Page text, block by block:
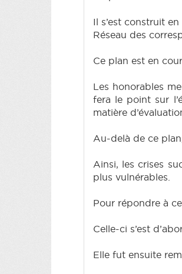
Il s’est construit
Réseau des
Ce plan est en
Les honorables
fera le point sur
matière
Au-delà de ce
Ainsi, les crises
plus vulnérables.
Pour répondre à
Celle-ci s’est
Elle fut ensuite